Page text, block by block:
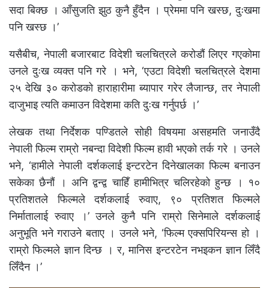
सदा बिक्छ । आँसुजति झुठ कुनै हुँदैन । प्रेममा पनि खस्छ, दुःखमा
पनि खस्छ ।’
यसैबीच, नेपाली बजारबाट विदेशी चलचित्रले करोडौं लिएर गएकोमा
उनले दुःख व्यक्त पनि गरे । भने, ‘एउटा विदेशी चलचित्रले देशमा
२५ देखि ३० करोडको हाराहारीमा ब्यापार गरेर लैजान्छ, तर नेपाली
दाजुभाइ त्यति कमाउन विदेशमा कति दुःख गर्नुपर्छ ।’
लेखक तथा निर्देशक पण्डितले सोही विषयमा असहमति जनाउँदै
नेपाली फिल्म राम्रो नबन्दा विदेशी फिल्म हावी भएको तर्क गरे । उनले
भने, ‘हामीले नेपाली दर्शकलाई इन्टरटेन दिनेखालका फिल्म बनाउन
सकेका छैनौं । अनि द्वन्द्व चाहिँ हामीभित्र चलिरहेको हुन्छ । १०
प्रतिशतले फिल्मले दर्शकलाई रुवाए, ९० प्रतिशत फिल्मले
निर्मातालाई रुवाए ।’ उनले कुनै पनि राम्रो सिनेमाले दर्शकलाई
अनुभूति भने गराउने बताए । उनले भने, ‘फिल्म एक्सपिरियन्स हो ।
राम्रो फिल्मले ज्ञान दिन्छ । र, मानिस इन्टरटेन नभइकन ज्ञान लिँदै
लिँदैन ।’